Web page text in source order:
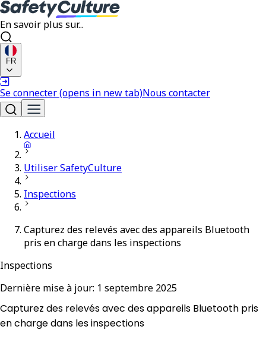
En savoir plus sur...
FR
Se connecter(opens in new tab)Nous contacter
Accueil
Utiliser SafetyCulture
Inspections
Capturez des relevés avec des appareils Bluetooth
pris en charge dans les inspections
Inspections
Dernière mise à jour: 1 septembre 2025
Capturez des relevés avec des appareils Bluetooth pris
en charge dans les inspections